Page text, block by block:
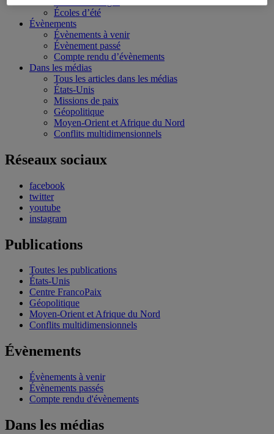
Écoles d’été
Évènements
Évènements à venir
Évènement passé
Compte rendu d’évènements
Dans les médias
Tous les articles dans les médias
États-Unis
Missions de paix
Géopolitique
Moyen-Orient et Afrique du Nord
Conflits multidimensionnels
Réseaux sociaux
facebook
twitter
youtube
instagram
Publications
Toutes les publications
États-Unis
Centre FrancoPaix
Géopolitique
Moyen-Orient et Afrique du Nord
Conflits multidimensionnels
Évènements
Évènements à venir
Évènements passés
Compte rendu d'évènements
Dans les médias